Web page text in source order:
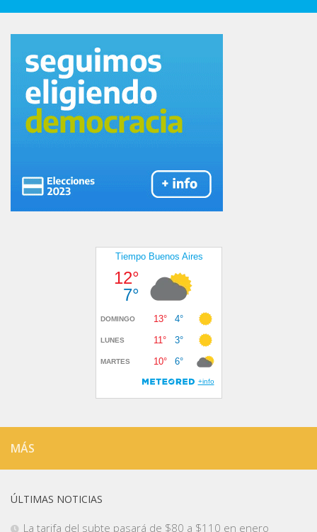
MÁS
ÚLTIMAS NOTICIAS
La tarifa del subte pasará de $80 a $110 en enero